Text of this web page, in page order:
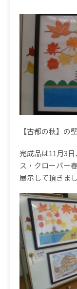
【古都の秋】の
完成品は11月3
ス・クローバー
展示して頂きまし